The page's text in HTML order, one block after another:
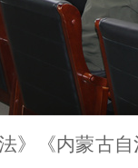
》《内蒙古